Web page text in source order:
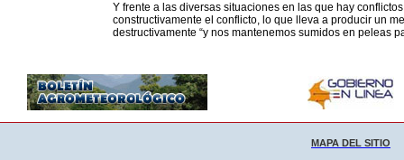
Y frente a las diversas situaciones en las que hay
constructivamente el conflicto, lo que lleva a producir un
destructivamente “y nos mantenemos sumidos en peleas
MAPA DEL SITIO